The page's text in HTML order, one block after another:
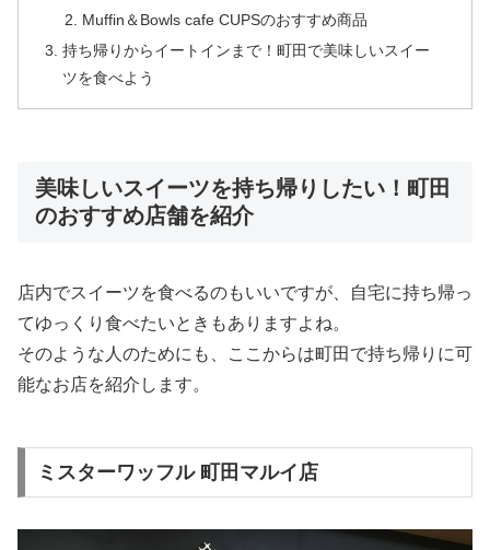
Muffin＆Bowls cafe CUPSのおすすめ商品
持ち帰りからイートインまで！町田で美味しいスイー
ツを食べよう
美味しいスイーツを持ち帰りしたい！町田
のおすすめ店舗を紹介
店内でスイーツを食べるのもいいですが、自宅に持ち帰っ
てゆっくり食べたいときもありますよね。
そのような人のためにも、ここからは町田で持ち帰りに可
能なお店を紹介します。
ミスターワッフル 町田マルイ店